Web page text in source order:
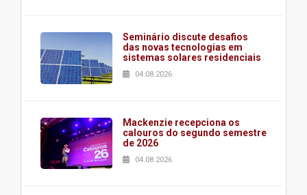
Seminário discute desafios
das novas tecnologias em
sistemas solares residenciais
04.08.2026
Mackenzie recepciona os
calouros do segundo semestre
de 2026
04.08.2026